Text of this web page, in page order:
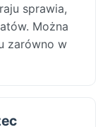
sprawia,
Można
zarówno w